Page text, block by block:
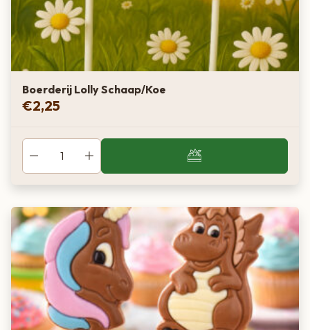
Boerderij Lolly Schaap/Koe
€2,25